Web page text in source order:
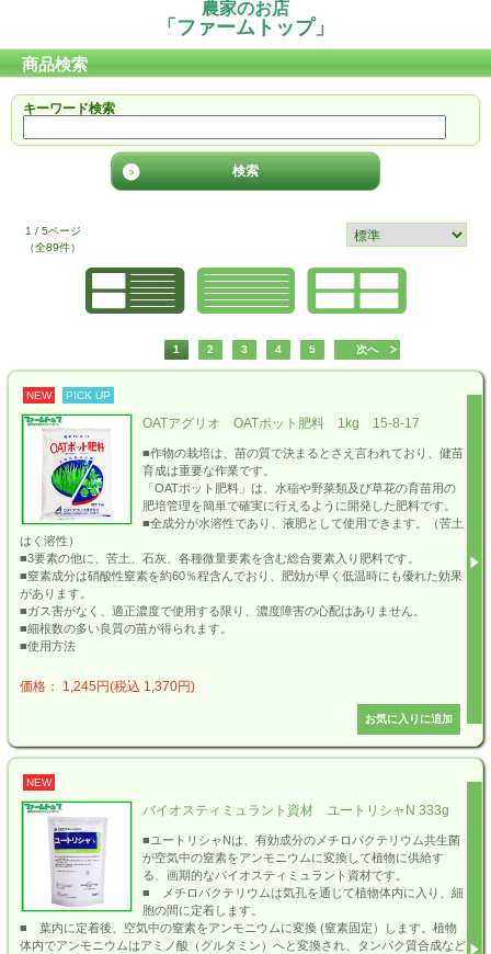
農家のお店
「ファームトップ」
商品検索
キーワード検索
1 / 5ページ
（全89件）
1 2 3 4 5 次へ
NEW PICK UP
OATアグリオ OATポット肥料 1kg 15-8-17
■作物の栽培は、苗の質で決まるとさえ言われており、健苗
育成は重要な作業です。
「OATポット肥料」は、水稲や野菜類及び草花の育苗用の
肥培管理を簡単で確実に行えるように開発した肥料です。
■全成分が水溶性であり、液肥として使用できます。（苦土
はく溶性）
■3要素の他に、苦土、石灰、各種微量要素を含む総合要素入り肥料です。
■窒素成分は硝酸性窒素を約60％程含んでおり、肥効が早く低温時にも優れた効果
があります。
■ガス害がなく、適正濃度で使用する限り、濃度障害の心配はありません。
■細根数の多い良質の苗が得られます。
■使用方法
価格： 1,245円(税込 1,370円)
NEW
バイオスティミュラント資材 ユートリシャN 333g
■ユートリシャNは、有効成分のメチロバクテリウム共生菌
が空気中の窒素をアンモニウムに変換して植物に供給す
る、画期的なバイオスティミュラント資材です。
■ メチロバクテリウムは気孔を通じて植物体内に入り、細
胞の間に定着します。
■ 葉内に定着後、空気中の窒素をアンモニウムに変換 (窒素固定）します。植物
体内でアンモニウムはアミノ酸（グルタミン）へと変換され、タンパク質合成など